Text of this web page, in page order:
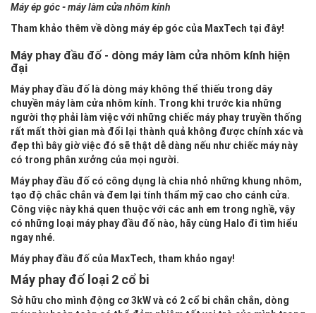
Máy ép góc - máy làm cửa nhôm kính
Tham khảo thêm về dòng máy ép góc của MaxTech tại đây!
Máy phay đầu đố - dòng máy làm cửa nhôm kính hiện
đại
Máy phay đầu đố là dòng máy không thể thiếu trong dây
chuyền máy làm cửa nhôm kính. Trong khi trước kia những
người thợ phải làm việc với những chiếc máy phay truyền thống
rất mất thời gian mà đổi lại thành quả không được chính xác và
đẹp thì bây giờ việc đó sẽ thật dễ dàng nếu như chiếc máy này
có trong phân xưởng của mọi người.
Máy phay đầu đố có công dụng là chia nhỏ những khung nhôm,
tạo độ chắc chắn và đem lại tính thẩm mỹ cao cho cánh cửa.
Công việc này khá quen thuộc với các anh em trong nghề, vậy
có những loại máy phay đầu đố nào, hãy cùng Halo đi tìm hiểu
ngay nhé.
Máy phay đầu đố của MaxTech, tham khảo ngay!
Máy phay đố loại 2 cổ bi
Sở hữu cho mình động cơ 3kW và có 2 cổ bi chắn chắn, dòng